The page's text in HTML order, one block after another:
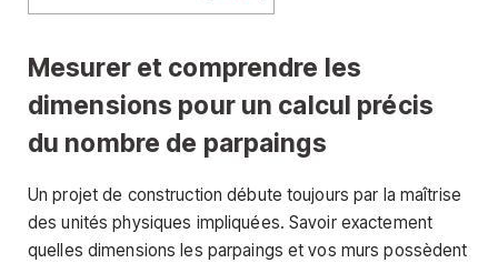
Mesurer et comprendre les
dimensions pour un calcul précis
du nombre de parpaings
Un projet de construction débute toujours par la maîtrise
des unités physiques impliquées. Savoir exactement
quelles dimensions les parpaings et vos murs possèdent